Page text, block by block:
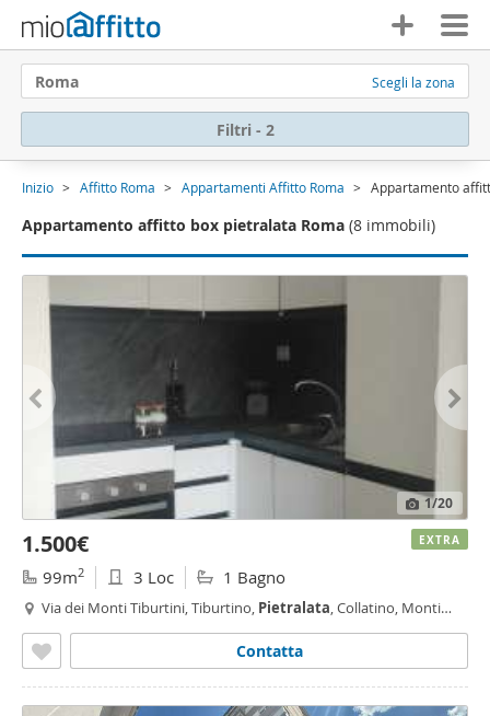
Roma Scegli la zona
Filtri - 2
Inizio Affitto Roma Appartamenti Affitto Roma Appartamento
Appartamento affitto box pietralata Roma (8 immobili)
1/20
1.500€
99m2 3 Loc 1 Bagno
Via dei Monti Tiburtini, Tiburtino, Pietralata, Collatino, Monti
Contatta
EXTRA